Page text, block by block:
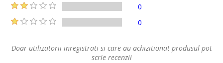
0
0
Doar utilizatorii inregistrati si care au achizitionat produsul pot
scrie recenzii